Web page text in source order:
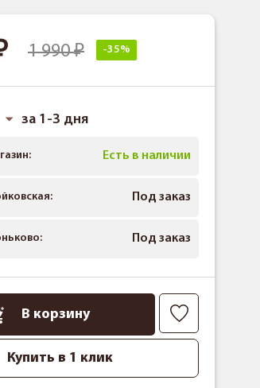
1 990 -35%
за 1-3 дня
Есть в наличии
Под заказ
Под заказ
В корзину
Купить в 1 клик